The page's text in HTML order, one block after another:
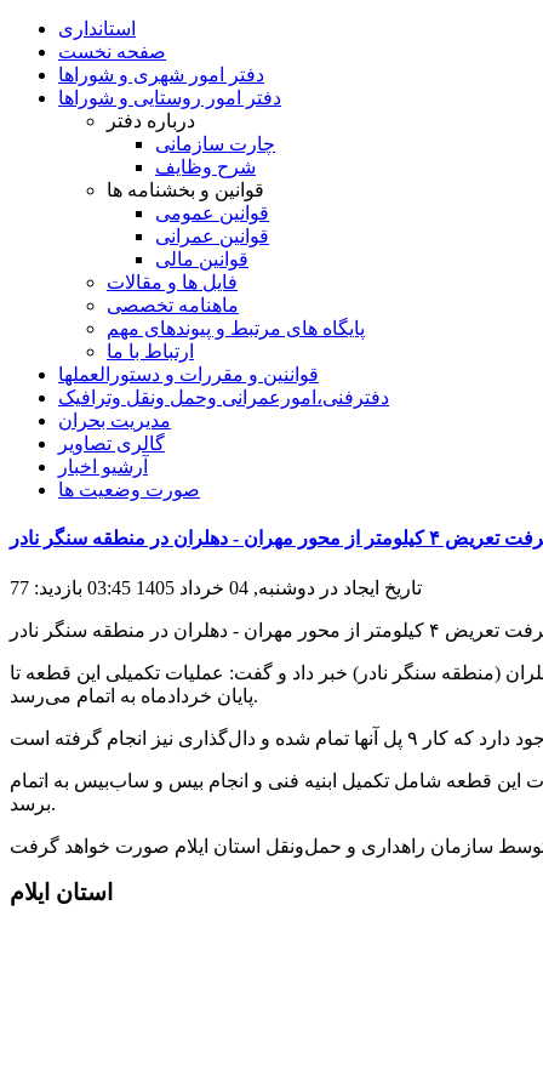
استانداری
صفحه نخست
دفتر امور شهری و شوراها
دفتر امور روستایی و شوراها
درباره دفتر
چارت سازمانی
شرح وظایف
قوانین و بخشنامه ها
قوانین عمومی
قوانین عمرانی
قوانین مالی
فایل ها و مقالات
ماهنامه تخصصی
پایگاه های مرتبط و پیوندهای مهم
ارتباط با ما
قواننین و مقررات و دستورالعملها
دفترفنی،امورعمرانی وحمل ونقل وترافيک
مدیریت بحران
گالری تصاویر
آرشیو اخبار
صورت وضعیت ها
از محور مهران - دهلران در منطقه سنگر نادر
تاریخ ایجاد در دوشنبه, 04 خرداد 1405 03:45 بازدید: 77
از محور مهران - دهلران در منطقه سنگر نادر
(منطقه سنگر نادر) خبر داد و گفت: عملیات تکمیلی این قطعه تا
پایان خردادماه به اتمام می‌رسد.
این قطعه شامل تکمیل ابنیه فنی و انجام بیس و ساب‌بیس به اتمام
برسد.
استان ایلام